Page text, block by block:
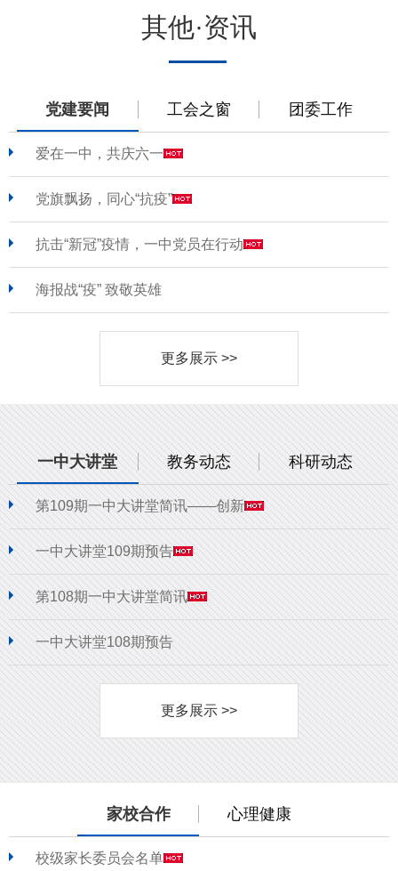
其他·资讯
党建要闻 工会之窗 团委工作
爱在一中，共庆六一
党旗飘扬，同心“抗疫”
抗击“新冠”疫情，一中党员在行动
海报战“疫” 致敬英雄
更多展示 >>
一中大讲堂 教务动态 科研动态
第109期一中大讲堂简讯——创新
一中大讲堂109期预告
第108期一中大讲堂简讯
一中大讲堂108期预告
更多展示 >>
家校合作 心理健康
校级家长委员会名单